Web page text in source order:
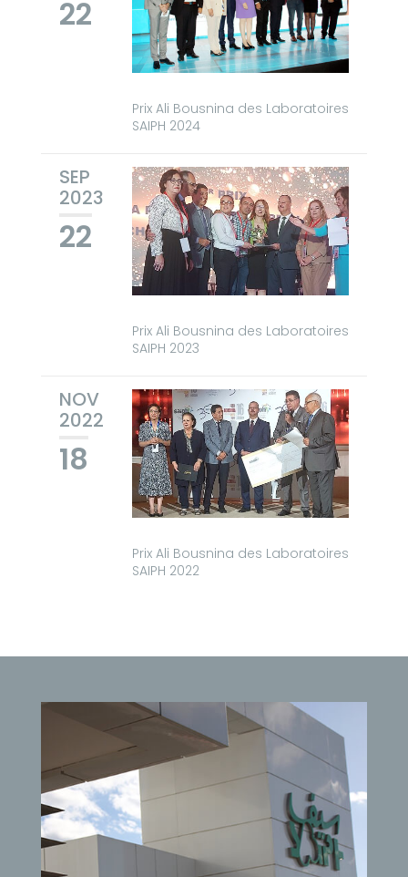
22
Prix Ali Bousnina des Laboratoires
SAIPH 2024
SEP
2023
22
Prix Ali Bousnina des Laboratoires
SAIPH 2023
NOV
2022
18
Prix Ali Bousnina des Laboratoires
SAIPH 2022